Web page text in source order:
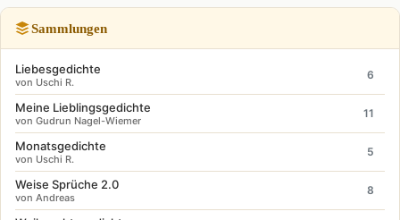
Sammlungen
Liebesgedichte
von Uschi R.
6
Meine Lieblingsgedichte
von Gudrun Nagel-Wiemer
11
Monatsgedichte
von Uschi R.
5
Weise Sprüche 2.0
von Andreas
8